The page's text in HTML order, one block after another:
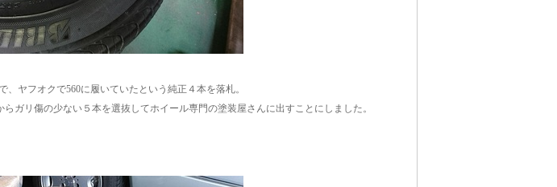
、ヤフオクで560に履いていたという純正４本を落札。
ガリ傷の少ない５本を選抜してホイール専門の塗装屋さんに出すことにしました。